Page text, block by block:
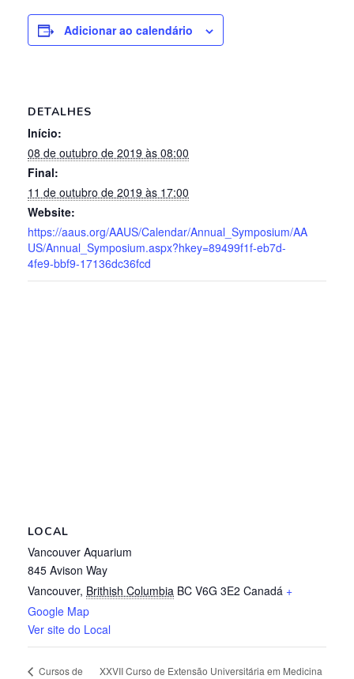
Adicionar ao calendário
DETALHES
Início:
08 de outubro de 2019 às 08:00
Final:
11 de outubro de 2019 às 17:00
Website:
https://aaus.org/AAUS/Calendar/Annual_Symposium/AA
US/Annual_Symposium.aspx?hkey=89499f1f-eb7d-
4fe9-bbf9-17136dc36fcd
LOCAL
Vancouver Aquarium
845 Avison Way
Vancouver, Brithish Columbia BC V6G 3E2 Canadá +
Google Map
Ver site do Local
Cursos de
XXVII Curso de Extensão Universitária em Medicina